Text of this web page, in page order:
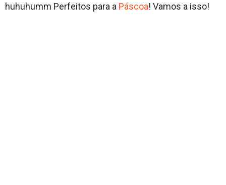
huhuhumm Perfeitos para a Páscoa! Vamos a isso!